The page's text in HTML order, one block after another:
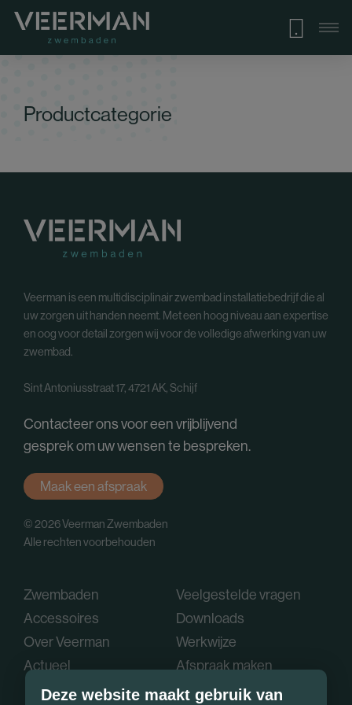
Deze website maakt gebruik van
Productcategorie
Veerman is een multidisciplinair zwembad installatiebedrijf die al
uw zorgen uit handen neemt. Met een hoog niveau aan expertise
en oog voor detail zorgen wij voor de volledige afwerking van uw
zwembad.
Sint Antoniusstraat 17, 4721 AK, Schijf
Contacteer ons voor een vrijblijvend
gesprek om uw wensen te bespreken.
Maak een afspraak
© 2026 Veerman Zwembaden
Alle rechten voorbehouden
Zwembaden
Accessoires
Over Veerman
Actueel
Veelgestelde vragen
Downloads
Werkwijze
Afspraak maken